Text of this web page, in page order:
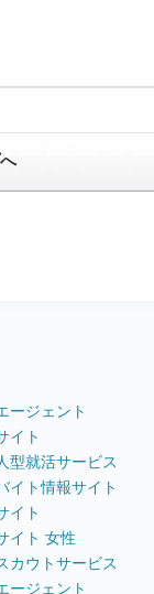
ージェント
イト
型就活サービス
イト情報サイト
イト
イト 女性
カウトサービス
ージェント